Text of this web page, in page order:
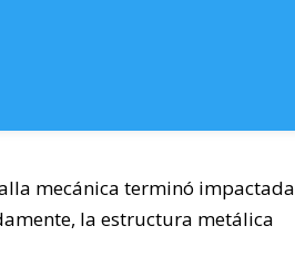
mecánica terminó impactada
la estructura metálica